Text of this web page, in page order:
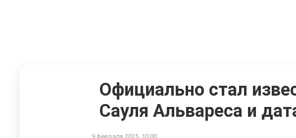
Официально стал
Сауля Альвареса и
9 февраля 2025, 10:00